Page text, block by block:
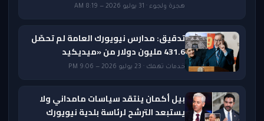
هجرة ولجوء · 31 يوليو 2026 — 8:19 AM
تدقيق: مدارس نيويورك العامة لم تحصّل
431.6 مليون دولار من «ميديكيد
خدمات تهمك · 23 يوليو 2026 — 9:06 PM
بيل أكمان ينتقد سياسات مامداني ولا
يستبعد الترشح لرئاسة بلدية نيويورك